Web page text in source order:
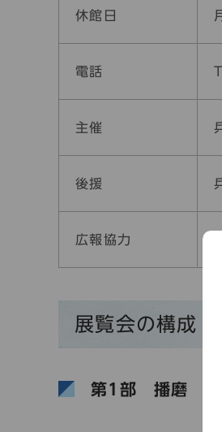
休館日
電話
主催
後援
広報協力
展覧会の構成・
第1部 播磨